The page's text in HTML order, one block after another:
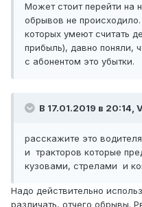
Может стоит перейти на
обрывов не
которых умеют считать
прибыль), давно поняли,
с абонентом это убытки.
В 17.01.2019 в 20:14,
расскажите это
и тракторов которые
кузовами, стрелами и
Надо действительно
различать, отчего обрывы.